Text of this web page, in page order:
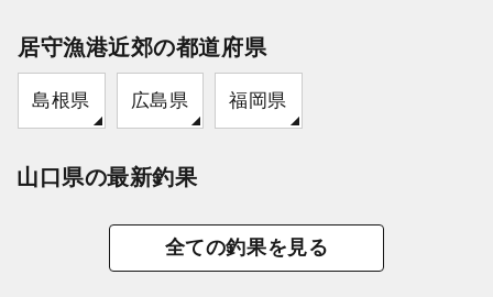
居守漁港近郊の都道府県
島根県 広島県 福岡県
山口県の最新釣果
全ての釣果を見る